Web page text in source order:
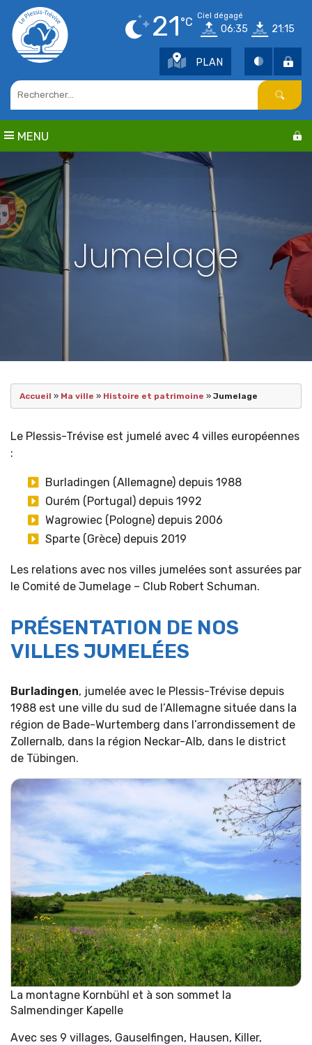
Points d'intérêt
Parcs et jardins
Services publics
Culture
Cimetière / Eglise
Petite enfance
Centres de loisirs
Education
21 °C Ciel dégagé
06:35 21:15
PLAN
MENU
Jumelage
Accueil » Ma ville » Histoire et patrimoine » Jumelage
Le Plessis-Trévise est jumelé avec 4 villes européennes
:
Burladingen (Allemagne) depuis 1988
Ourém (Portugal) depuis 1992
Wagrowiec (Pologne) depuis 2006
Sparte (Grèce) depuis 2019
Les relations avec nos villes jumelées sont assurées par
le Comité de Jumelage – Club Robert Schuman.
PRÉSENTATION DE NOS
VILLES JUMELÉES
Burladingen, jumelée avec le Plessis-Trévise depuis
1988 est une ville du sud de l’Allemagne située dans la
région de Bade-Wurtemberg dans l’arrondissement de
Zollernalb, dans la région Neckar-Alb, dans le district
de Tübingen.
La montagne Kornbühl et à son sommet la
Salmendinger Kapelle
Avec ses 9 villages, Gauselfingen, Hausen, Killer,